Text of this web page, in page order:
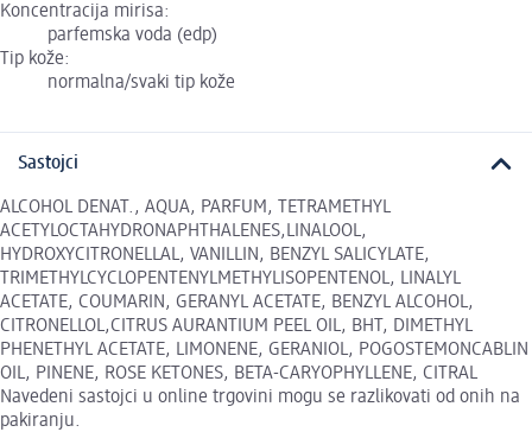
Koncentracija mirisa:
parfemska voda (edp)
Tip kože:
normalna/svaki tip kože
Sastojci
ALCOHOL DENAT., AQUA, PARFUM, TETRAMETHYL
ACETYLOCTAHYDRONAPHTHALENES,LINALOOL,
HYDROXYCITRONELLAL, VANILLIN, BENZYL SALICYLATE,
TRIMETHYLCYCLOPENTENYLMETHYLISOPENTENOL, LINALYL
ACETATE, COUMARIN, GERANYL ACETATE, BENZYL ALCOHOL,
CITRONELLOL,CITRUS AURANTIUM PEEL OIL, BHT, DIMETHYL
PHENETHYL ACETATE, LIMONENE, GERANIOL, POGOSTEMONCABLIN
OIL, PINENE, ROSE KETONES, BETA-CARYOPHYLLENE, CITRAL
Navedeni sastojci u online trgovini mogu se razlikovati od onih na
pakiranju.